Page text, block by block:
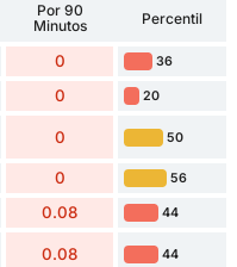
Por 90
Minutos
Percentil
0 36
0 20
0 50
0 56
0.08 44
0.08 44